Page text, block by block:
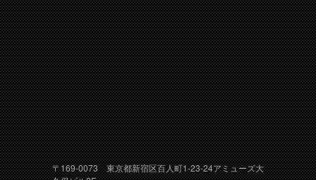
〒169-0073 東京都新宿区百人町1-23-24アミューズ大